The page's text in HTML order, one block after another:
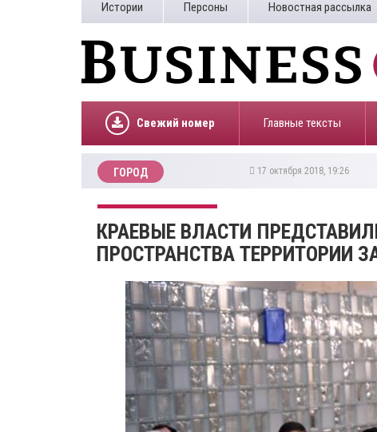
Истории Персоны Новостная рассылка
Свежий номер Главные тексты
ГОРОД 17 октября 2018, 19:26
​КРАЕВЫЕ ВЛАСТИ
ПРОСТРАНСТВА ТЕРРИТОРИИ